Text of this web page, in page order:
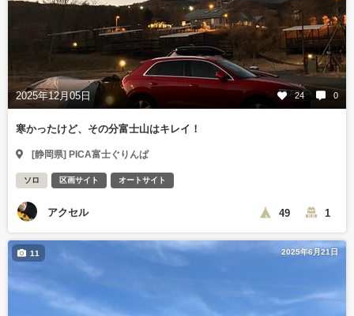
2025年12月05日 24 0
寒かったけど、その分富士山はキレイ！
[静岡県] PICA富士ぐりんぱ
ソロ 区画サイト オートサイト
アクセル 49 1
2025年6月21日
11